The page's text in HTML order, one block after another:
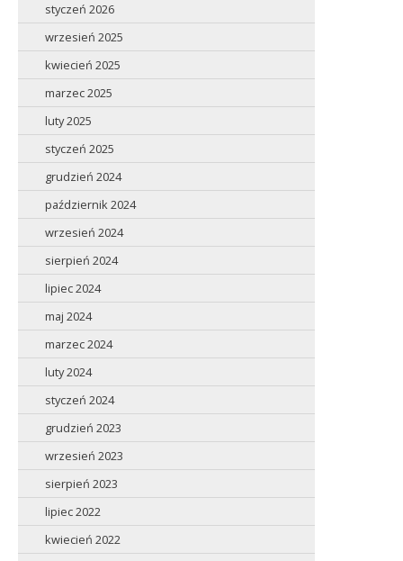
styczeń 2026
wrzesień 2025
kwiecień 2025
marzec 2025
luty 2025
styczeń 2025
grudzień 2024
październik 2024
wrzesień 2024
sierpień 2024
lipiec 2024
maj 2024
marzec 2024
luty 2024
styczeń 2024
grudzień 2023
wrzesień 2023
sierpień 2023
lipiec 2022
kwiecień 2022